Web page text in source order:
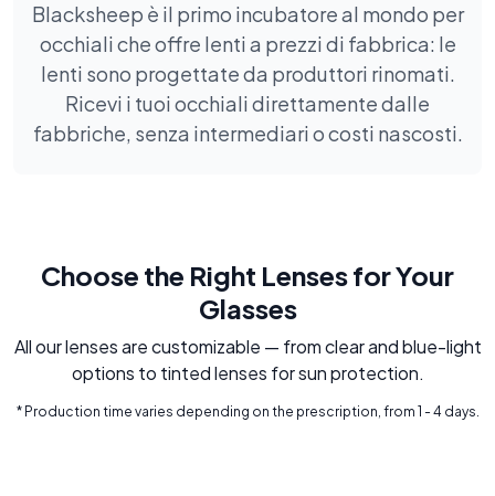
Blacksheep è il primo incubatore al mondo per
occhiali che offre lenti a prezzi di fabbrica: le
lenti sono progettate da produttori rinomati.
Ricevi i tuoi occhiali direttamente dalle
fabbriche, senza intermediari o costi nascosti.
Choose the Right Lenses for Your
Glasses
All our lenses are customizable — from clear and blue-light
options to tinted lenses for sun protection.
* Production time varies depending on the prescription, from 1 - 4 days.